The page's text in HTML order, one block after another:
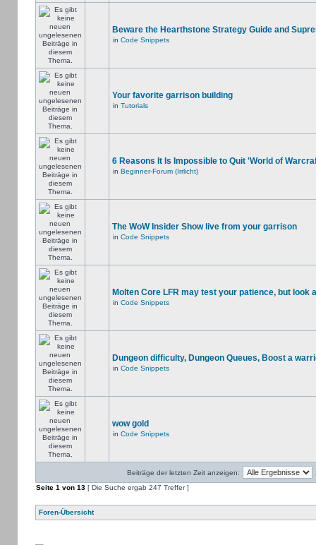
Beware the Hearthstone Strategy Guide and
in Code Snippets
Your favorite garrison building
in Tutorials
6 Reasons It Is Impossible to Quit 'World of
in Beginner-Forum (Irrlicht)
The WoW Insider Show live from your garrison
in Code Snippets
Molten Core LFR may test your patience, but look
in Code Snippets
Dungeon difficulty, Dungeon Queues, Boost a
in Code Snippets
wow gold
in Code Snippets
Beiträge der letzten Zeit anzeigen:
Seite 1 von 13[ Die Suche ergab 247 Treffer ]
Foren-Übersicht